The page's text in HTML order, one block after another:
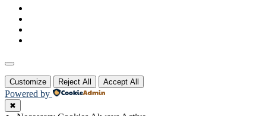
Customize Reject All Accept All
Powered by
✖